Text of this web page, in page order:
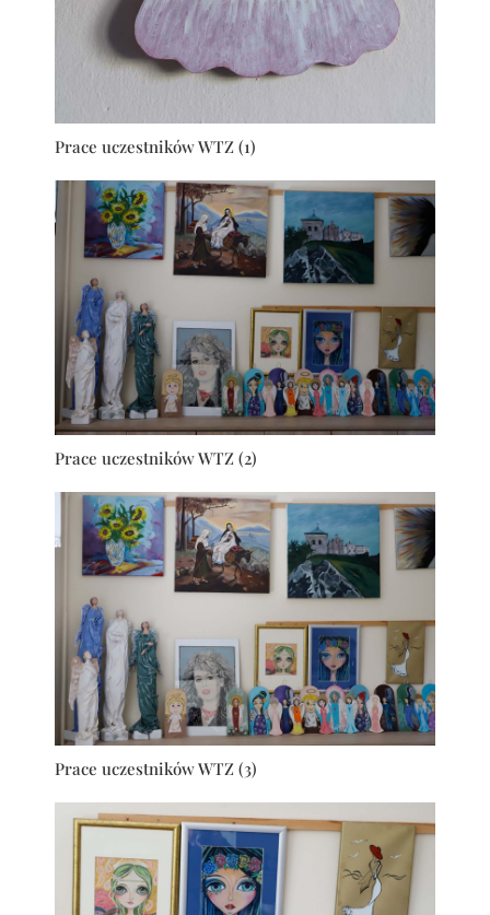
Prace uczestników WTZ (1)
Prace uczestników WTZ (2)
Prace uczestników WTZ (3)